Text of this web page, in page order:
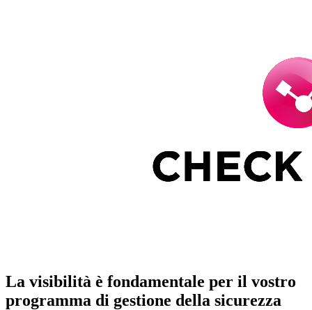
La visibilità è fondamentale per il vostro
programma di gestione della sicurezza